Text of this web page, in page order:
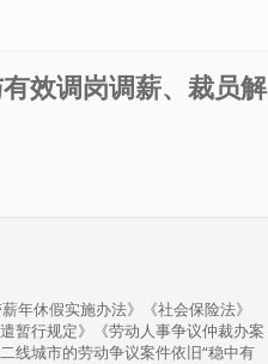
效调岗调薪、裁员解
年休假实施办法》《社会保险法》
暂行规定》《劳动人事争议仲裁办案
线城市的劳动争议案件依旧“稳中有